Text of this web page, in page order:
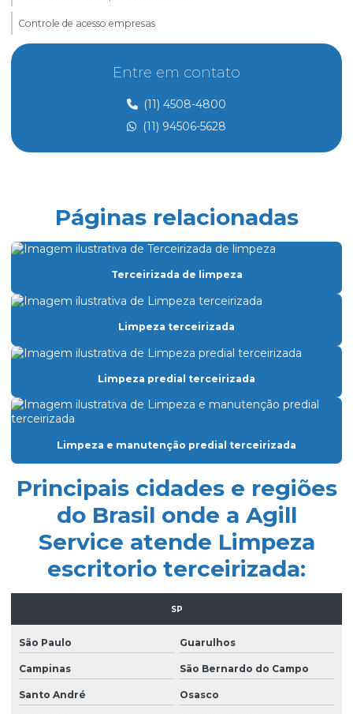
Controle de acesso empresas
Controle de acesso preço
Controle de acesso de prestadores de serviço
Eletricista de manutenção predial
Empresa de dedetização
Empresa especializada em limpeza
Empresa especializada em limpeza de vidros
Empresa de limpeza condominio
Empresa de limpeza de fachada de prédio
Empresa de limpeza de fachadas
Empresa de limpeza facility
Empresa de limpeza pós obra
Empresa de limpeza pós obra são paulo
Empresa de limpeza predial
Empresa de limpeza terceirizada
Empresa de limpeza de vidros
Empresa limpeza de vidros em altura
Entre em contato
(11) 4508-4800
(11) 94506-5628
Páginas relacionadas
Terceirizada de limpeza
Limpeza terceirizada
Limpeza predial terceirizada
Limpeza e manutenção predial terceirizada
Principais cidades e regiões
do Brasil onde a Agill
Service atende Limpeza
escritorio terceirizada:
SP
São Paulo Guarulhos
Campinas São Bernardo do Campo
Santo André Osasco